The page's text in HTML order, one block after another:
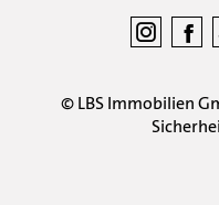
©LBS Immobilien